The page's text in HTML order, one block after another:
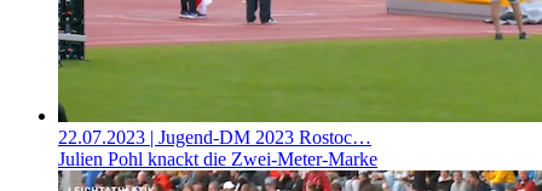
22.07.2023 | Jugend-DM 2023 Rostoc…
Julien Pohl knackt die Zwei-Meter-Marke